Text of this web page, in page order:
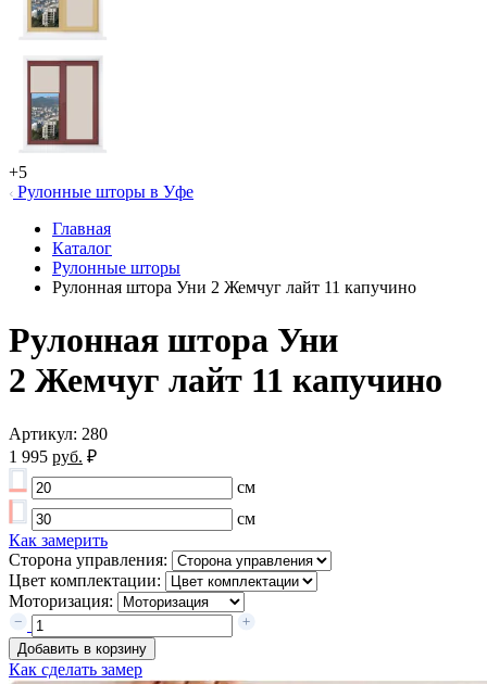
+5
Рулонные шторы в Уфе
Главная
Каталог
Рулонные шторы
Рулонная штора Уни 2 Жемчуг лайт 11 капучино
Рулонная штора Уни
2 Жемчуг лайт 11 капучино
Артикул: 280
1 995 руб. ₽
см
см
Как замерить
Сторона управления:
Цвет комплектации:
Моторизация:
Добавить в корзину
Как сделать замер